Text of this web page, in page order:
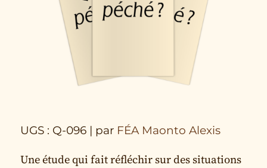
UGS : Q-096 | par FÉA Maonto Alexis
Une étude qui fait réfléchir sur des situations